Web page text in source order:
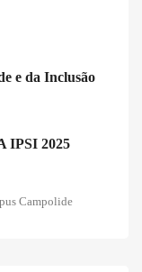
e da Inclusão
IPSI 2025
Campolide